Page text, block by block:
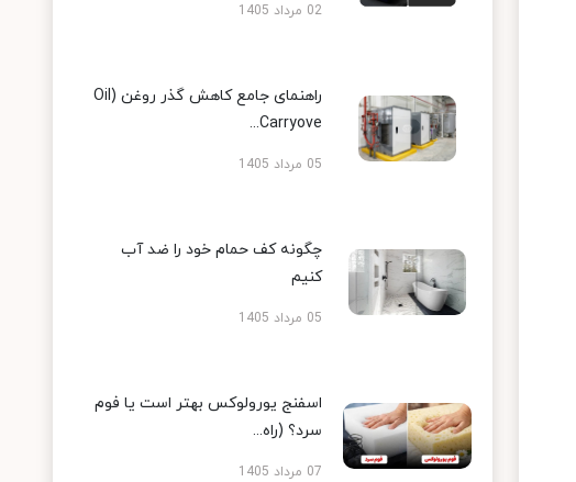
02 مرداد 1405
راهنمای جامع کاهش گذر روغن (Oil
Carryove...
05 مرداد 1405
چگونه کف حمام خود را ضد آب
کنیم
05 مرداد 1405
اسفنج یورولوکس بهتر است یا فوم
سرد؟ (راه...
07 مرداد 1405